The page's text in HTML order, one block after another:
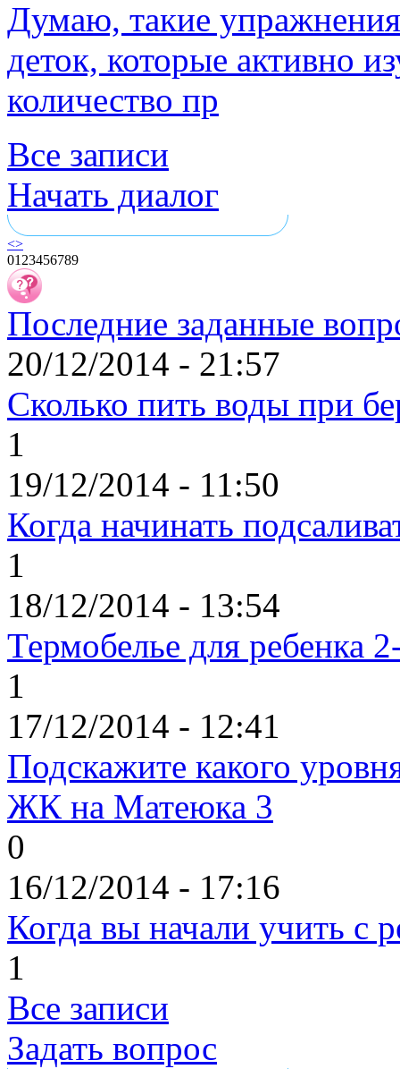
Думаю, такие
деток, которые активно
количество пр
Все записи
Начать диалог
<>
01 23456789
Последние заданные
20/12/2014 - 21:57
Сколько пить воды при
1
19/12/2014 - 11:50
Когда начинать
1
18/12/2014 - 13:54
Термобелье для ребенка
1
17/12/2014 - 12:41
Подскажите какого
ЖК на Матеюка 3
0
16/12/2014 - 17:16
Когда вы начали учить с
1
Все записи
Задать вопрос